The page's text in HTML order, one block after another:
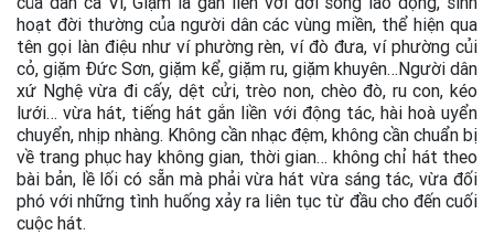
hoạt đời thường của người dân các vùng miền, thể hiện qua
tên gọi làn điệu như ví phường rèn, ví đò đưa, ví phường củi
cỏ, giặm Đức Sơn, giặm kể, giặm ru, giặm khuyên…Người dân
xứ Nghệ vừa đi cấy, dệt cửi, trèo non, chèo đò, ru con, kéo
lưới… vừa hát, tiếng hát gắn liền với động tác, hài hoà uyển
chuyển, nhịp nhàng. Không cần nhạc đệm, không cần chuẩn bị
về trang phục hay không gian, thời gian… không chỉ hát theo
bài bản, lề lối có sẵn mà phải vừa hát vừa sáng tác, vừa đối
phó với những tình huống xảy ra liên tục từ đầu cho đến cuối
cuộc hát.